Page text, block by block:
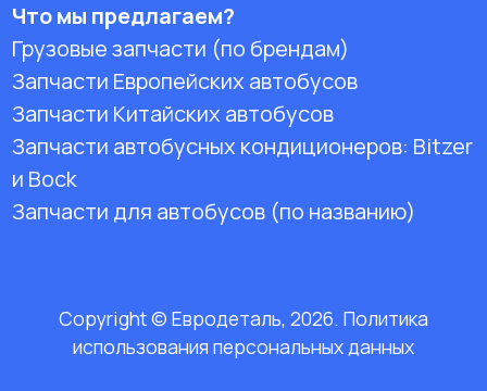
Что мы предлагаем?
Грузовые запчасти (по брендам)
Запчасти Европейских автобусов
Запчасти Китайских автобусов
Запчасти автобусных кондиционеров: Bitzer
и Bock
Запчасти для автобусов (по названию)
Copyright © Евродеталь, 2026. Политика
использования персональных данных